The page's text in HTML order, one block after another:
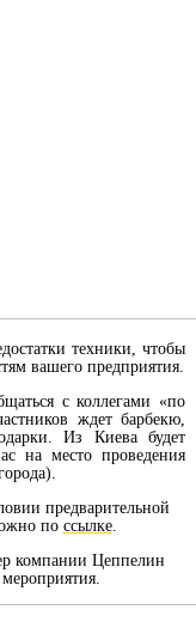
техники, чтобы
вашего предприятия.
с коллегами «по
ждет барбекю,
Из Киева будет
на место проведения
предварительной
по ссылке.
компании Цеппелин